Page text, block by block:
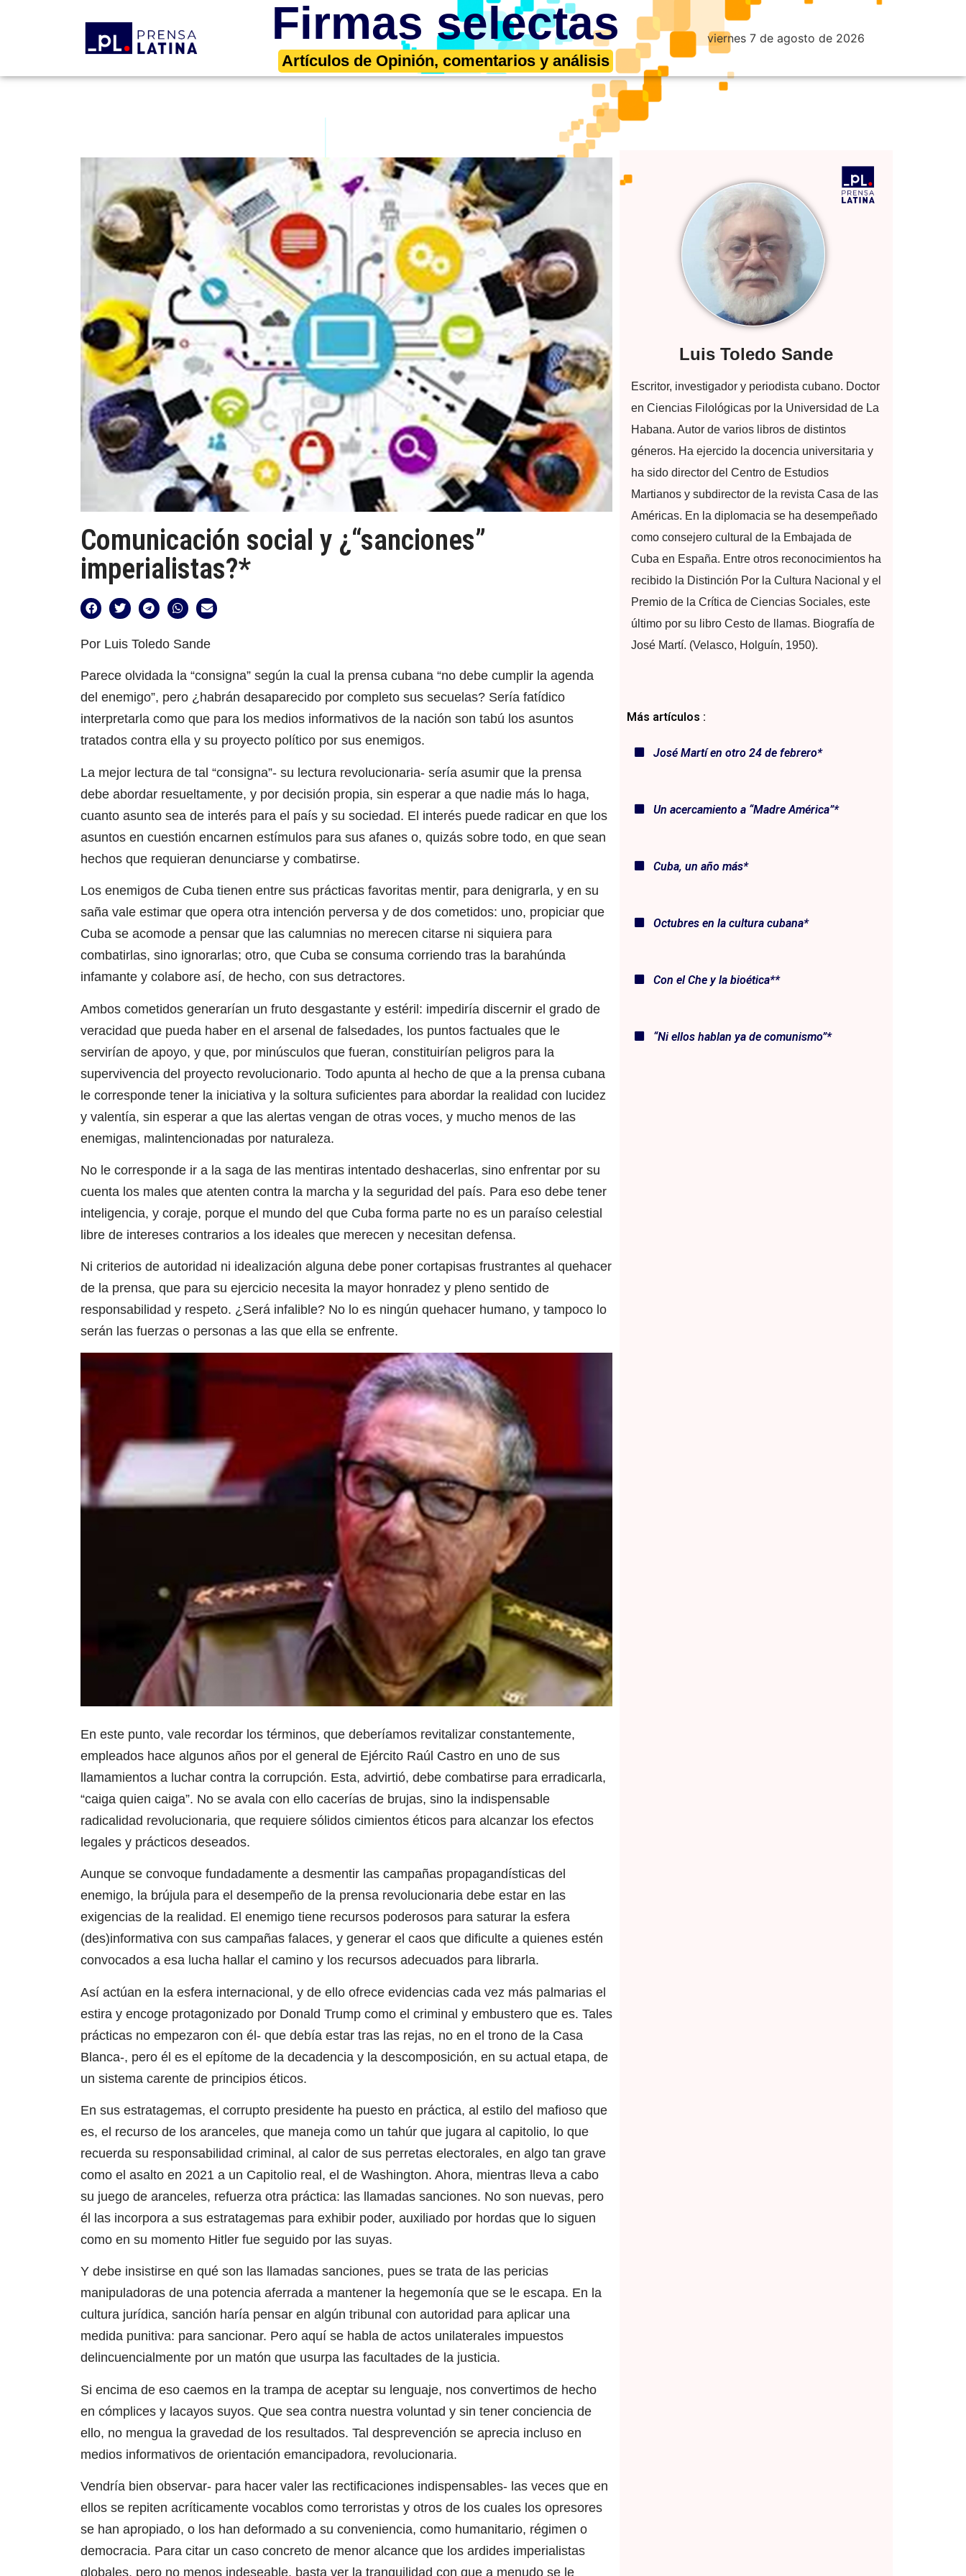
Firmas selectas
Artículos de Opinión, comentarios y análisis
viernes 7 de agosto de 2026
Comunicación social y ¿“sanciones”
imperialistas?*
Por Luis Toledo Sande
Parece olvidada la “consigna” según la cual la prensa cubana “no debe cumplir la agenda
del enemigo”, pero ¿habrán desaparecido por completo sus secuelas? Sería fatídico
interpretarla como que para los medios informativos de la nación son tabú los asuntos
tratados contra ella y su proyecto político por sus enemigos.
La mejor lectura de tal “consigna”- su lectura revolucionaria- sería asumir que la prensa
debe abordar resueltamente, y por decisión propia, sin esperar a que nadie más lo haga,
cuanto asunto sea de interés para el país y su sociedad. El interés puede radicar en que los
asuntos en cuestión encarnen estímulos para sus afanes o, quizás sobre todo, en que sean
hechos que requieran denunciarse y combatirse.
Los enemigos de Cuba tienen entre sus prácticas favoritas mentir, para denigrarla, y en su
saña vale estimar que opera otra intención perversa y de dos cometidos: uno, propiciar que
Cuba se acomode a pensar que las calumnias no merecen citarse ni siquiera para
combatirlas, sino ignorarlas; otro, que Cuba se consuma corriendo tras la barahúnda
infamante y colabore así, de hecho, con sus detractores.
Ambos cometidos generarían un fruto desgastante y estéril: impediría discernir el grado de
veracidad que pueda haber en el arsenal de falsedades, los puntos factuales que le
servirían de apoyo, y que, por minúsculos que fueran, constituirían peligros para la
supervivencia del proyecto revolucionario. Todo apunta al hecho de que a la prensa cubana
le corresponde tener la iniciativa y la soltura suficientes para abordar la realidad con lucidez
y valentía, sin esperar a que las alertas vengan de otras voces, y mucho menos de las
enemigas, malintencionadas por naturaleza.
No le corresponde ir a la saga de las mentiras intentado deshacerlas, sino enfrentar por su
cuenta los males que atenten contra la marcha y la seguridad del país. Para eso debe tener
inteligencia, y coraje, porque el mundo del que Cuba forma parte no es un paraíso celestial
libre de intereses contrarios a los ideales que merecen y necesitan defensa.
Ni criterios de autoridad ni idealización alguna debe poner cortapisas frustrantes al quehacer
de la prensa, que para su ejercicio necesita la mayor honradez y pleno sentido de
responsabilidad y respeto. ¿Será infalible? No lo es ningún quehacer humano, y tampoco lo
serán las fuerzas o personas a las que ella se enfrente.
En este punto, vale recordar los términos, que deberíamos revitalizar constantemente,
empleados hace algunos años por el general de Ejército Raúl Castro en uno de sus
llamamientos a luchar contra la corrupción. Esta, advirtió, debe combatirse para erradicarla,
“caiga quien caiga”. No se avala con ello cacerías de brujas, sino la indispensable
radicalidad revolucionaria, que requiere sólidos cimientos éticos para alcanzar los efectos
legales y prácticos deseados.
Aunque se convoque fundadamente a desmentir las campañas propagandísticas del
enemigo, la brújula para el desempeño de la prensa revolucionaria debe estar en las
exigencias de la realidad. El enemigo tiene recursos poderosos para saturar la esfera
(des)informativa con sus campañas falaces, y generar el caos que dificulte a quienes estén
convocados a esa lucha hallar el camino y los recursos adecuados para librarla.
Así actúan en la esfera internacional, y de ello ofrece evidencias cada vez más palmarias el
estira y encoge protagonizado por Donald Trump como el criminal y embustero que es. Tales
prácticas no empezaron con él- que debía estar tras las rejas, no en el trono de la Casa
Blanca-, pero él es el epítome de la decadencia y la descomposición, en su actual etapa, de
un sistema carente de principios éticos.
En sus estratagemas, el corrupto presidente ha puesto en práctica, al estilo del mafioso que
es, el recurso de los aranceles, que maneja como un tahúr que jugara al capitolio, lo que
recuerda su responsabilidad criminal, al calor de sus perretas electorales, en algo tan grave
como el asalto en 2021 a un Capitolio real, el de Washington. Ahora, mientras lleva a cabo
su juego de aranceles, refuerza otra práctica: las llamadas sanciones. No son nuevas, pero
él las incorpora a sus estratagemas para exhibir poder, auxiliado por hordas que lo siguen
como en su momento Hitler fue seguido por las suyas.
Y debe insistirse en qué son las llamadas sanciones, pues se trata de las pericias
manipuladoras de una potencia aferrada a mantener la hegemonía que se le escapa. En la
cultura jurídica, sanción haría pensar en algún tribunal con autoridad para aplicar una
medida punitiva: para sancionar. Pero aquí se habla de actos unilaterales impuestos
delincuencialmente por un matón que usurpa las facultades de la justicia.
Si encima de eso caemos en la trampa de aceptar su lenguaje, nos convertimos de hecho
en cómplices y lacayos suyos. Que sea contra nuestra voluntad y sin tener conciencia de
ello, no mengua la gravedad de los resultados. Tal desprevención se aprecia incluso en
medios informativos de orientación emancipadora, revolucionaria.
Vendría bien observar- para hacer valer las rectificaciones indispensables- las veces que en
ellos se repiten acríticamente vocablos como terroristas y otros de los cuales los opresores
se han apropiado, o los han deformado a su conveniencia, como humanitario, régimen o
democracia. Para citar un caso concreto de menor alcance que los ardides imperialistas
globales, pero no menos indeseable, basta ver la tranquilidad con que a menudo se le
Luis Toledo Sande
Escritor, investigador y periodista cubano. Doctor
en Ciencias Filológicas por la Universidad de La
Habana. Autor de varios libros de distintos
géneros. Ha ejercido la docencia universitaria y
ha sido director del Centro de Estudios
Martianos y subdirector de la revista Casa de las
Américas. En la diplomacia se ha desempeñado
como consejero cultural de la Embajada de
Cuba en España. Entre otros reconocimientos ha
recibido la Distinción Por la Cultura Nacional y el
Premio de la Crítica de Ciencias Sociales, este
último por su libro Cesto de llamas. Biografía de
José Martí. (Velasco, Holguín, 1950).
Más artículos :
José Martí en otro 24 de febrero*
Un acercamiento a “Madre América”*
Cuba, un año más*
Octubres en la cultura cubana*
Con el Che y la bioética**
“Ni ellos hablan ya de comunismo”*